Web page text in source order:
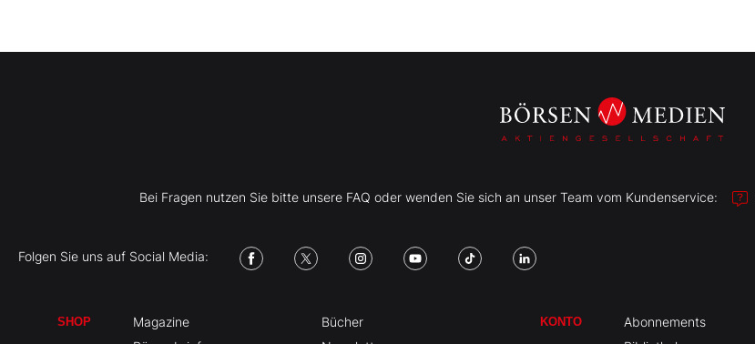
Bei Fragen nutzen Sie bitte unsere FAQ oder wenden Sie sich an unser Team vom Kundenservice:
Folgen Sie uns auf Social Media:
SHOP
Magazine
Bücher
KONTO
Abonnements